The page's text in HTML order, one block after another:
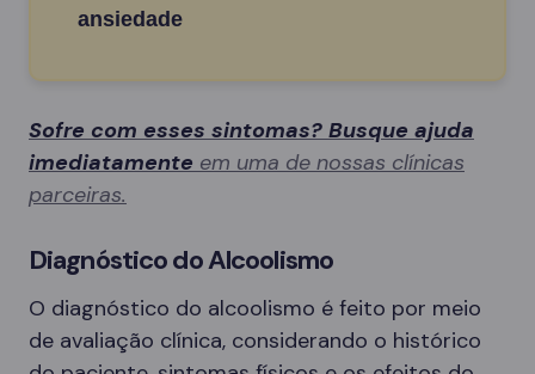
ansiedade
Sofre com esses sintomas? Busque ajuda
imediatamente em uma de nossas clínicas
parceiras.
Diagnóstico do Alcoolismo
O diagnóstico do alcoolismo é feito por meio
de avaliação clínica, considerando o histórico